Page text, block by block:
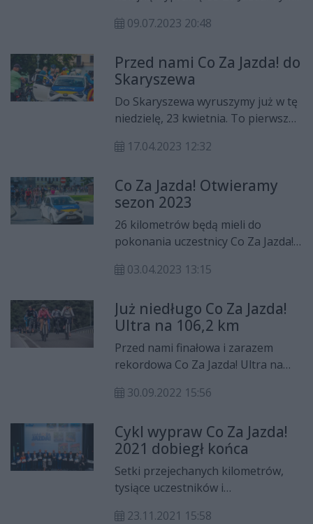
gminie Policzna.
09.07.2023 20:48
Przed nami Co Za Jazda! do
Skaryszewa
Do Skaryszewa wyruszymy już w tę
niedzielę, 23 kwietnia. To pierwsza
tym roku.
17.04.2023 12:32
Co Za Jazda! Otwieramy
sezon 2023
26 kilometrów będą mieli do
pokonania uczestnicy Co Za Jazda!
wyprawa rowerowa w tym roku.
03.04.2023 13:15
Już niedługo Co Za Jazda!
Ultra na 106,2 km
Przed nami finałowa i zarazem
rekordowa Co Za Jazda! Ultra na
będzie aż 106,2 km. Spotykamy się
godz. 9.30 przy Muzeum im. Jacka
Malczewskiego.
30.09.2022 15:56
Cykl wypraw Co Za Jazda!
2021 dobiegł końca
Setki przejechanych kilometrów,
tysiące uczestników i
23.11.2021 15:58